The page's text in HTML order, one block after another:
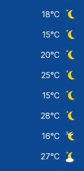
18°C
15°C
20°C
25°C
15°C
28°C
16°C
27°C